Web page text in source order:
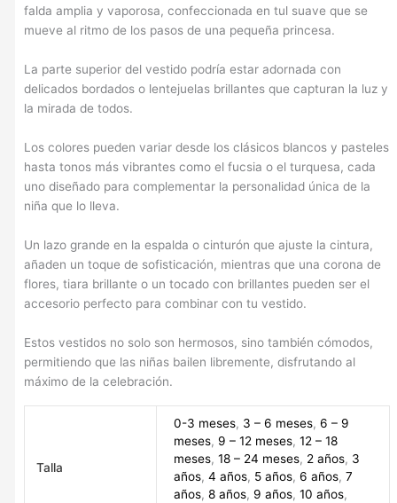
falda amplia y vaporosa, confeccionada en tul suave que se
mueve al ritmo de los pasos de una pequeña princesa.
La parte superior del vestido podría estar adornada con
delicados bordados o lentejuelas brillantes que capturan la luz y
la mirada de todos.
Los colores pueden variar desde los clásicos blancos y pasteles
hasta tonos más vibrantes como el fucsia o el turquesa, cada
uno diseñado para complementar la personalidad única de la
niña que lo lleva.
Un lazo grande en la espalda o cinturón que ajuste la cintura,
añaden un toque de sofisticación, mientras que una corona de
flores, tiara brillante o un tocado con brillantes pueden ser el
accesorio perfecto para combinar con tu vestido.
Estos vestidos no solo son hermosos, sino también cómodos,
permitiendo que las niñas bailen libremente, disfrutando al
máximo de la celebración.
Talla
0-3 meses, 3 – 6 meses, 6 – 9
meses, 9 – 12 meses, 12 – 18
meses, 18 – 24 meses, 2 años, 3
años, 4 años, 5 años, 6 años, 7
años, 8 años, 9 años, 10 años,